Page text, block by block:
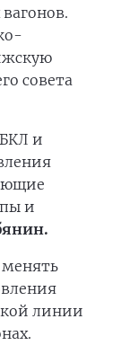
совета
и
и
менять
линии